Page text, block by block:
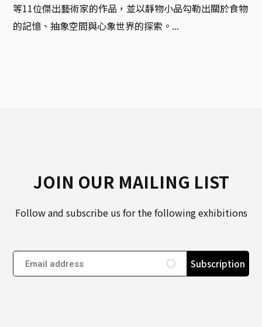
等11位傑出藝術家的作品，並以靜物小品勾勒出關於食物
的記憶、抽象空間與心象世界的探索。...
JOIN OUR MAILING LIST
Follow and subscribe us for the following exhibitions
Subscription